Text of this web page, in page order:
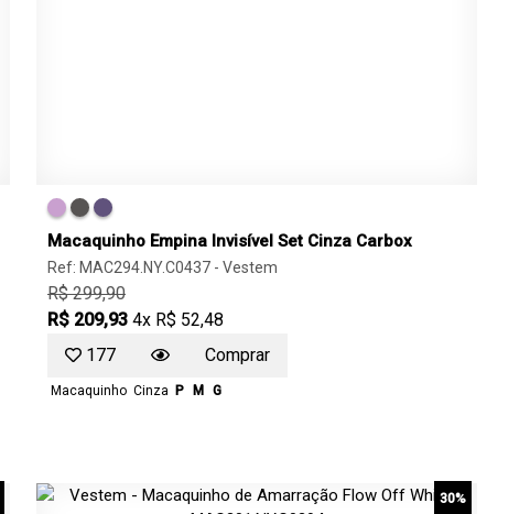
Macaquinho Empina Invisível Set Cinza Carbox
Ref: MAC294.NY.C0437 - Vestem
R$ 299,90
R$ 209,93 4x R$ 52,48
177
Comprar
Macaquinho Cinza P M G
30%